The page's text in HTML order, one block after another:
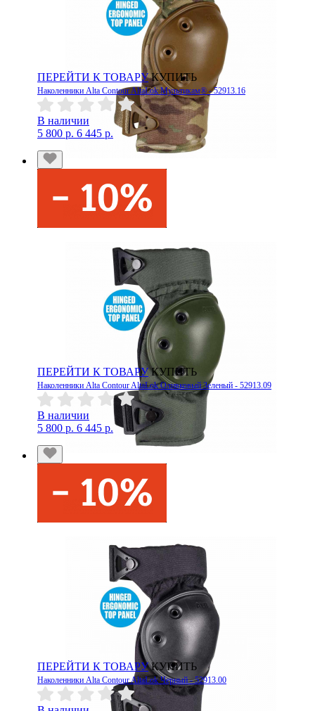
ПЕРЕЙТИ К ТОВАРУ КУПИТЬ
Наколенники Alta Contour AltaLok Мультикам® - 52913.16
В наличии
5 800 р. 6 445 р.
ПЕРЕЙТИ К ТОВАРУ КУПИТЬ
Наколенники Alta Contour AltaLok Оливковый Зеленый - 52913.09
В наличии
5 800 р. 6 445 р.
ПЕРЕЙТИ К ТОВАРУ КУПИТЬ
Наколенники Alta Contour AltaLok Черный - 52913.00